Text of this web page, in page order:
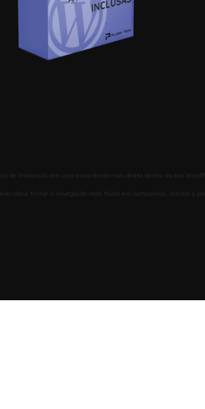
de finalização em uma experiência mais direta dentro da loja
e tornar a navegação mais fluida em campanhas, ofertas e